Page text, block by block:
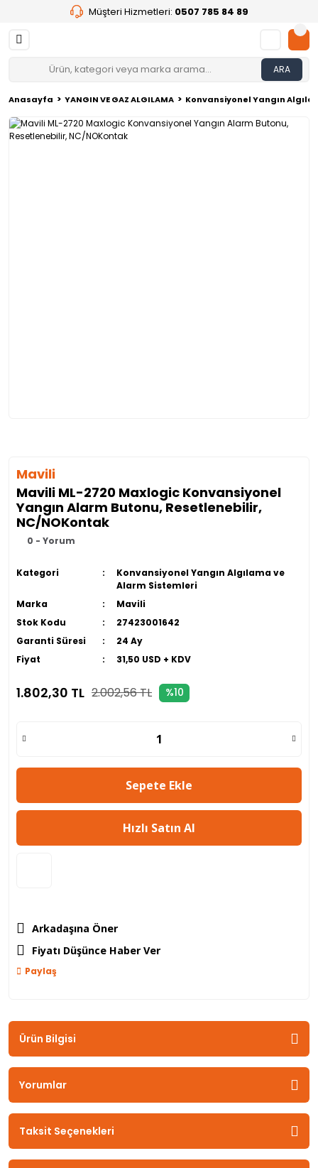
Müşteri Hizmetleri: 0507 785 84 89
ARA
Anasayfa YANGIN VE GAZ ALGILAMA Konvansiyonel Yangın
Mavili
Mavili ML-2720 Maxlogic Konvansiyonel
Yangın Alarm Butonu, Resetlenebilir,
NC/NOKontak
0 - Yorum
Kategori
Konvansiyonel Yangın Algılama ve
Alarm Sistemleri
Marka
Mavili
Stok Kodu
27423001642
Garanti Süresi
24 Ay
Fiyat
31,50 USD + KDV
1.802,30 TL 2.002,56 TL %10
Sepete Ekle
Hızlı Satın Al
Arkadaşına Öner
Fiyatı Düşünce Haber Ver
Paylaş
Ürün Bilgisi
Yorumlar
Taksit Seçenekleri